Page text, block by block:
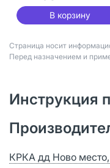
В корзину
Страница носит
Перед назначением и
Инструкция
КРКА дд Ново